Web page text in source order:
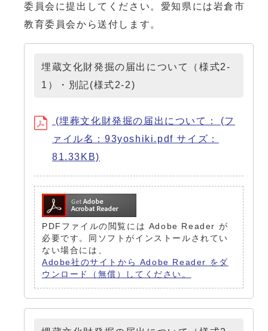
委員会に提出してください。愛知県には岩倉市
教育委員会から送付します。
埋蔵文化財発掘の届出について（様式2-
1）・別記(様式2-2)
(埋葬文化財発掘の届出について： (フ
ァイル名：93yoshiki.pdf サイズ：
81.33KB)
PDFファイルの閲覧には Adobe Reader が
必要です。同ソフトがインストールされてい
ない場合には、
Adobe社のサイトから Adobe Reader をダ
ウンロード（無償）してください。